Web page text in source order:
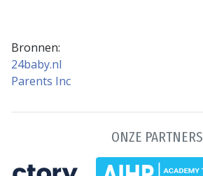
Bronnen:
24baby.nl
Parents Inc
ONZE PARTNERS